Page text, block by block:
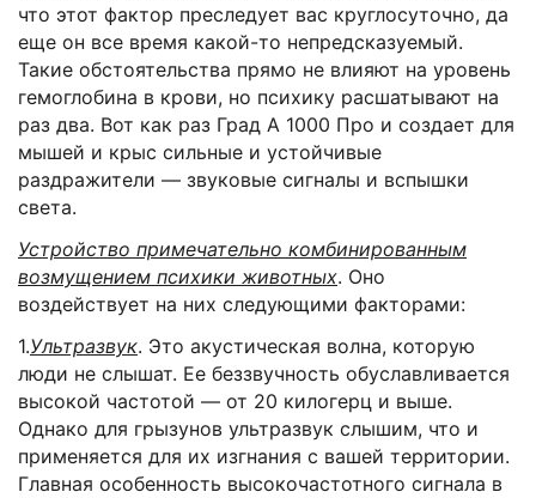
что этот фактор преследует вас круглосуточно, да
еще он все время какой-то непредсказуемый.
Такие обстоятельства прямо не влияют на уровень
гемоглобина в крови, но психику расшатывают на
раз два. Вот как раз Град А 1000 Про и создает для
мышей и крыс сильные и устойчивые
раздражители — звуковые сигналы и вспышки
света.
Устройство примечательно комбинированным
возмущением психики животных. Оно
воздействует на них следующими факторами:
1.Ультразвук. Это акустическая волна, которую
люди не слышат. Ее беззвучность обуславливается
высокой частотой — от 20 килогерц и выше.
Однако для грызунов ультразвук слышим, что и
применяется для их изгнания с вашей территории.
Главная особенность высокочастотного сигнала в